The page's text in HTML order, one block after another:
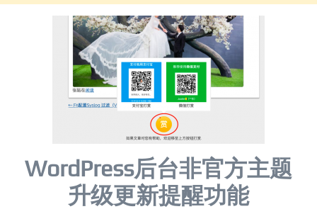
WordPress后台非官方主题
升级更新提醒功能